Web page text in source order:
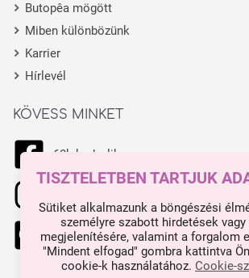
Butopêa mögött
Miben különbözünk
Karrier
Hírlevél
KÖVESS MINKET
68k kedvelik
444 kedvelik
TISZTELETBEN TARTJUK
Sütiket alkalmazunk a böngészési
személyre szabott hirdetések
megjelenítésére, valamint a forgalom
"Mindent elfogad" gombra kattintva
cookie-k használatához. Cookie-